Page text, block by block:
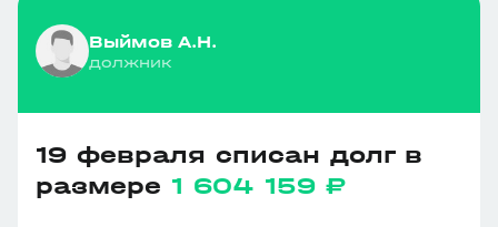
Выймов А.Н.
должник
19 февраля списан долг в
размере 1 604 159 ₽